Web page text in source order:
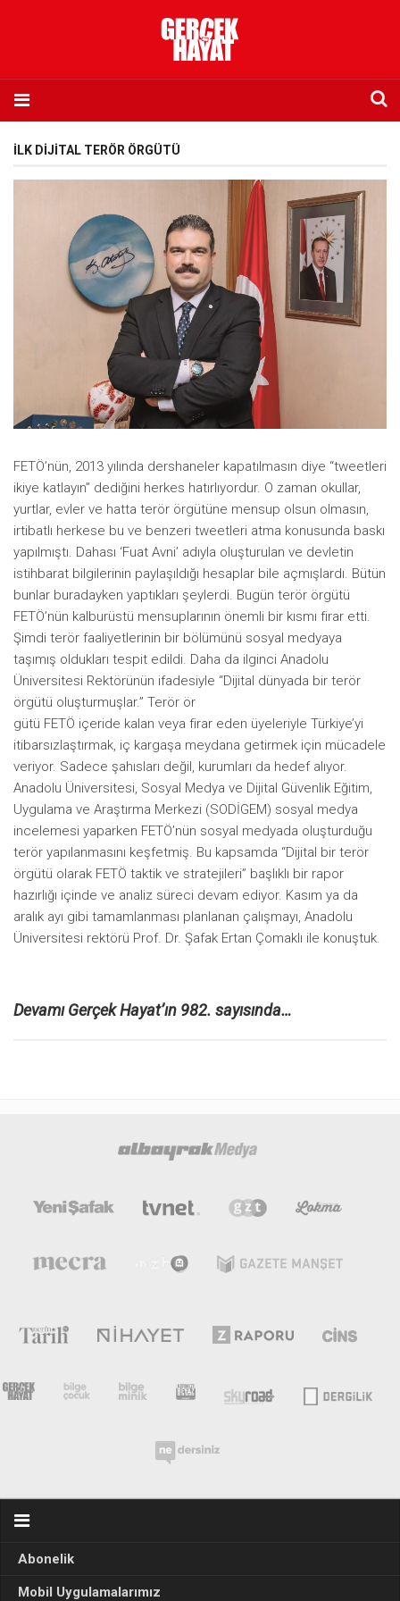
İletişim
Abone olmak istiyorum
Satış noktası listesi
Eksik sayıların temini
Sosyal Medya
Twitter
Facebook
YouTube
Editörden
Yazarlar
Kemal Özer
Mahmut Toptaş
Yvonne Ridley
Barış Tarımcıoğlu
Ömer Kayani
Yusuf Armağan
Hasanali Yıldırım
Leyla Şerif Emin
Selçuk Türkyılmaz
Mehmet Ali Tekin
Abir E. Nahas
Amina S. Jenenkovic
Bağdagül Öz
Esra Elönü
Bu Sayı
Gıda-Beslenme
Türkiye
İLK DIJITAL TERÖR ÖRGÜTÜ
FETÖ’nün, 2013 yılında dershaneler kapatılmasın diye “tweetleri
ikiye katlayın” dediğini herkes hatırlıyordur. O zaman okullar,
yurtlar, evler ve hatta terör örgütüne mensup olsun olmasın,
irtibatlı herkese bu ve benzeri tweetleri atma konusunda baskı
yapılmıştı. Dahası ‘Fuat Avni’ adıyla oluşturulan ve devletin
istihbarat bilgilerinin paylaşıldığı hesaplar bile açmışlardı. Bütün
bunlar buradayken yaptıkları şeylerdi. Bugün terör örgütü
FETÖ’nün kalburüstü mensuplarının önemli bir kısmı firar etti.
Şimdi terör faaliyetlerinin bir bölümünü sosyal medyaya
taşımış oldukları tespit edildi. Daha da ilginci Anadolu
Üniversitesi Rektörünün ifadesiyle “Dijital dünyada bir terör
örgütü oluşturmuşlar.” Terör ör
gütü FETÖ içeride kalan veya firar eden üyeleriyle Türkiye’yi
itibarsızlaştırmak, iç kargaşa meydana getirmek için mücadele
veriyor. Sadece şahısları değil, kurumları da hedef alıyor.
Anadolu Üniversitesi, Sosyal Medya ve Dijital Güvenlik Eğitim,
Uygulama ve Araştırma Merkezi (SODİGEM) sosyal medya
incelemesi yaparken FETÖ’nün sosyal medyada oluşturduğu
terör yapılanmasını keşfetmiş. Bu kapsamda “Dijital bir terör
örgütü olarak FETÖ taktik ve stratejileri” başlıklı bir rapor
hazırlığı içinde ve analiz süreci devam ediyor. Kasım ya da
aralık ayı gibi tamamlanması planlanan çalışmayı, Anadolu
Üniversitesi rektörü Prof. Dr. Şafak Ertan Çomaklı ile konuştuk.
Devamı Gerçek Hayat’ın 982. sayısında…
Abonelik
Mobil Uygulamalarımız